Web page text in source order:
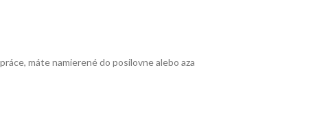
máte namierené do posilovne alebo aza